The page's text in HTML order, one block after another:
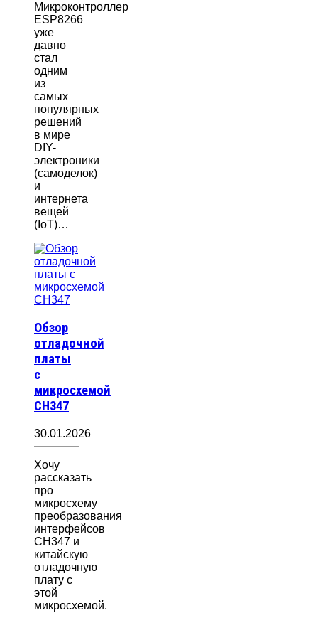
Микроконтроллер
ESP8266
уже
давно
стал
одним
из
самых
популярных
решений
в мире
DIY-
электроники
(самоделок)
и
интернета
вещей
(IoT)…
Обзор
отладочной
платы
с
микросхемой
CH347
30.01.2026
Хочу
рассказать
про
микросхему
преобразования
интерфейсов
CH347 и
китайскую
отладочную
плату с
этой
микросхемой.